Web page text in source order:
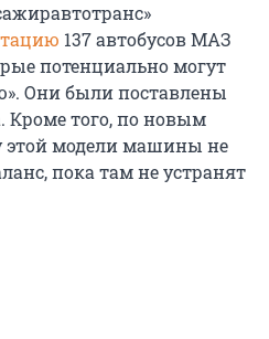
137 автобусов МАЗ
потенциально могут
Они были поставлены
Кроме того, по новым
этой модели машины не
пока там не устранят